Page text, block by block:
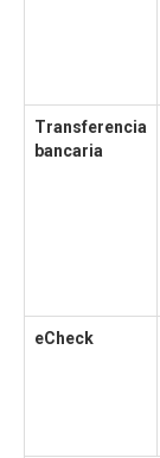
Transferencia
bancaria
eCheck